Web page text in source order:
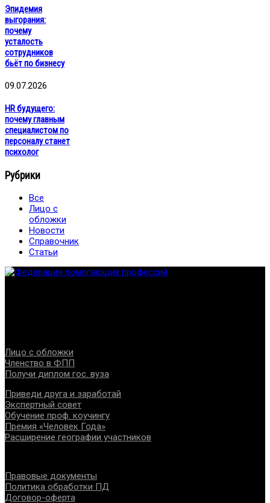
Эпидемия
выгорания:
почему
усталость
сотрудников
бьёт по бизнесу
09.07.2026
HR будущего:
почему главным
специалистом по
персоналу станет
психолог
Рубрики
Все
Лицо с
обложки
Новости
Справочник
Статьи
Лицо с обложки
Членство в ФПП
Получи диплом гос. вуза
Приведи друга и заработай
Экспертный совет
Обучение проф. коучингу
Премия «Человек Года»
Расширение географии участников
Правовые документы
Политика обработки ПД
Договор-оферта